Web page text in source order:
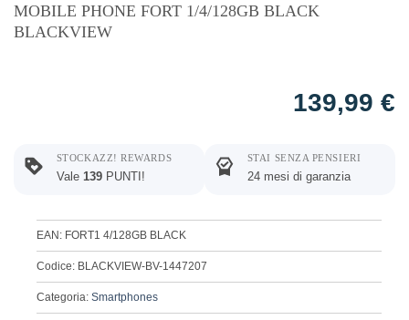
MOBILE PHONE FORT 1/4/128GB BLACK
BLACKVIEW
139,99 €
STOCKAZZ! REWARDS
Vale 139 PUNTI!
STAI SENZA PENSIERI
24 mesi di garanzia
EAN: FORT1 4/128GB BLACK
Codice: BLACKVIEW-BV-1447207
Categoria: Smartphones